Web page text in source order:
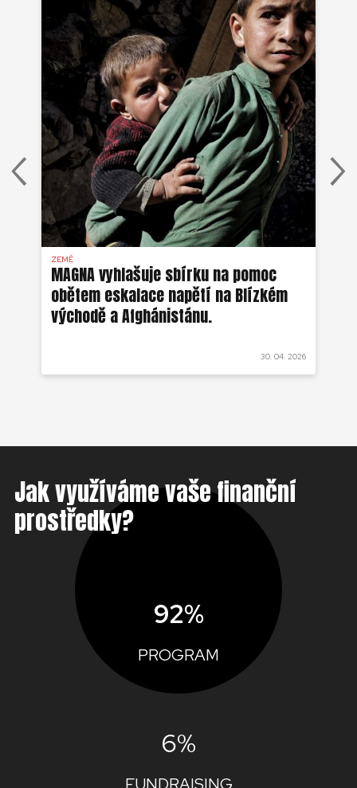
ZEMĚ
MAGNA vyhlašuje sbírku na pomoc
obětem eskalace napětí na Blízkém
východě a Afghánistánu.
30. 04. 2026
Jak využíváme vaše finanční
prostředky?
92%
PROGRAM
6%